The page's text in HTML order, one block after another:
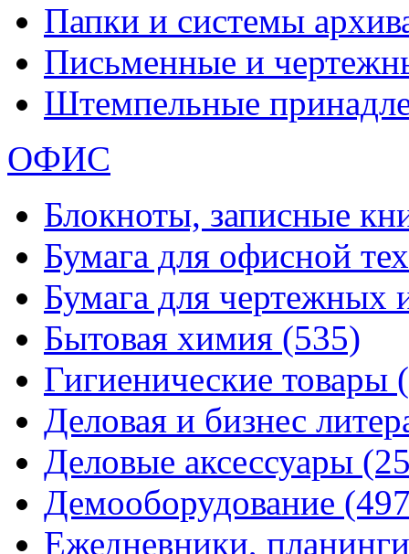
Папки и системы
Письменные и
Штемпельные
ОФИС
Блокноты, записные
Бумага для офисной
Бумага для чертежных
Бытовая химия (535)
Гигиенические товары
Деловая и бизнес
Деловые аксессуары
Демооборудование
Ежедневники,